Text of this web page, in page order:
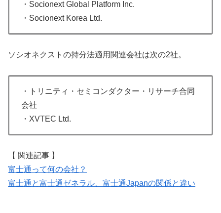
・Socionext Global Platform Inc.
・Socionext Korea Ltd.
ソシオネクストの持分法適用関連会社は次の2社。
・トリニティ・セミコンダクター・リサーチ合同
会社
・XVTEC Ltd.
【 関連記事 】
富士通って何の会社？
富士通と富士通ゼネラル、富士通Japanの関係と違い